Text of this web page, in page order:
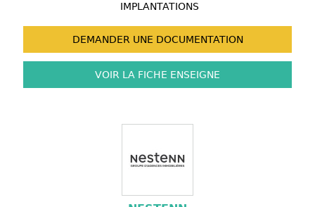
IMPLANTATIONS
DEMANDER UNE DOCUMENTATION
VOIR LA FICHE ENSEIGNE